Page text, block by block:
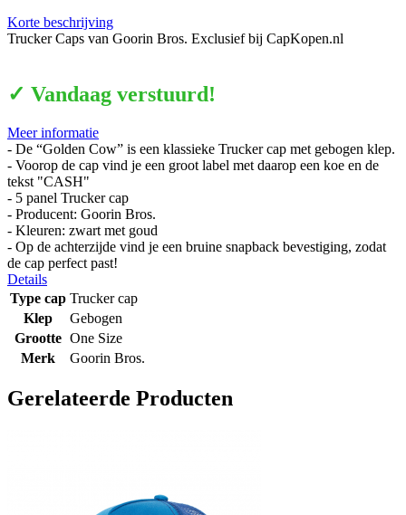
Korte beschrijving
Trucker Caps van Goorin Bros. Exclusief bij CapKopen.nl
✓ Vandaag verstuurd!
Meer informatie
- De “Golden Cow” is een klassieke Trucker cap met gebogen klep.
- Voorop de cap vind je een groot label met daarop een koe en de
tekst "CASH"
- 5 panel Trucker cap
- Producent: Goorin Bros.
- Kleuren: zwart met goud
- Op de achterzijde vind je een bruine snapback bevestiging, zodat
de cap perfect past!
Details
Type cap Trucker cap
Klep
Gebogen
Grootte One Size
Merk
Goorin Bros.
Gerelateerde Producten